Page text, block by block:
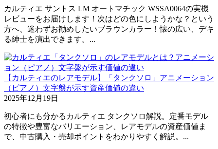
カルティエ サントス LM オートマチック WSSA0064の実機
レビューをお届けします！次はどの色にしようかな？という
方へ、迷わずお勧めしたいブラウンカラー！懐の広い、デキ
る紳士を演出できます。...
【カルティエのレアモデル】「タンクソロ」アニメーション
（ピアノ）文字盤が示す資産価値の違い
2025年12月19日
初心者にも分かるカルティエ タンクソロ解説。定番モデル
の特徴や豊富なバリエーション、レアモデルの資産価値ま
で、中古購入・売却ポイントをわかりやすく解説。...